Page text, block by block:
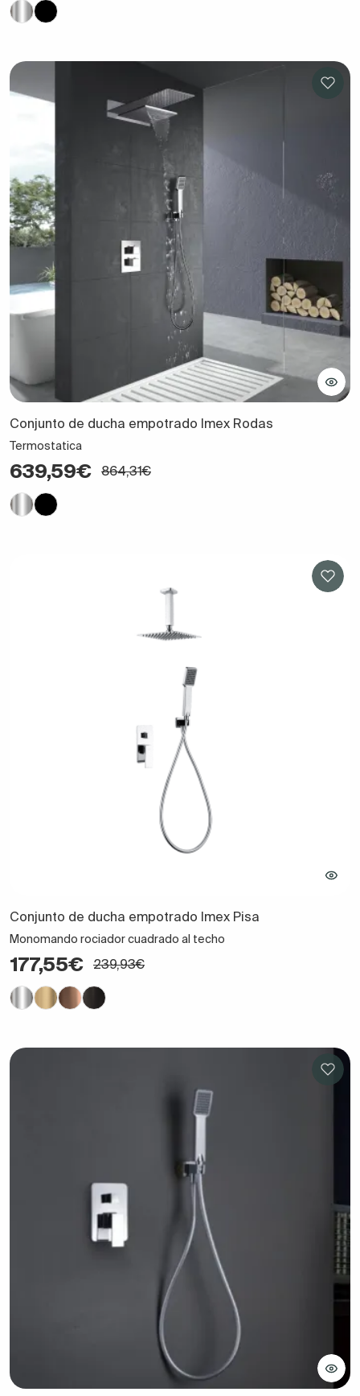
Conjunto de ducha empotrado Imex Rodas
Termostatica
639,59€ 864,31€
Conjunto de ducha empotrado Imex Pisa
Monomando rociador cuadrado al techo
177,55€ 239,93€